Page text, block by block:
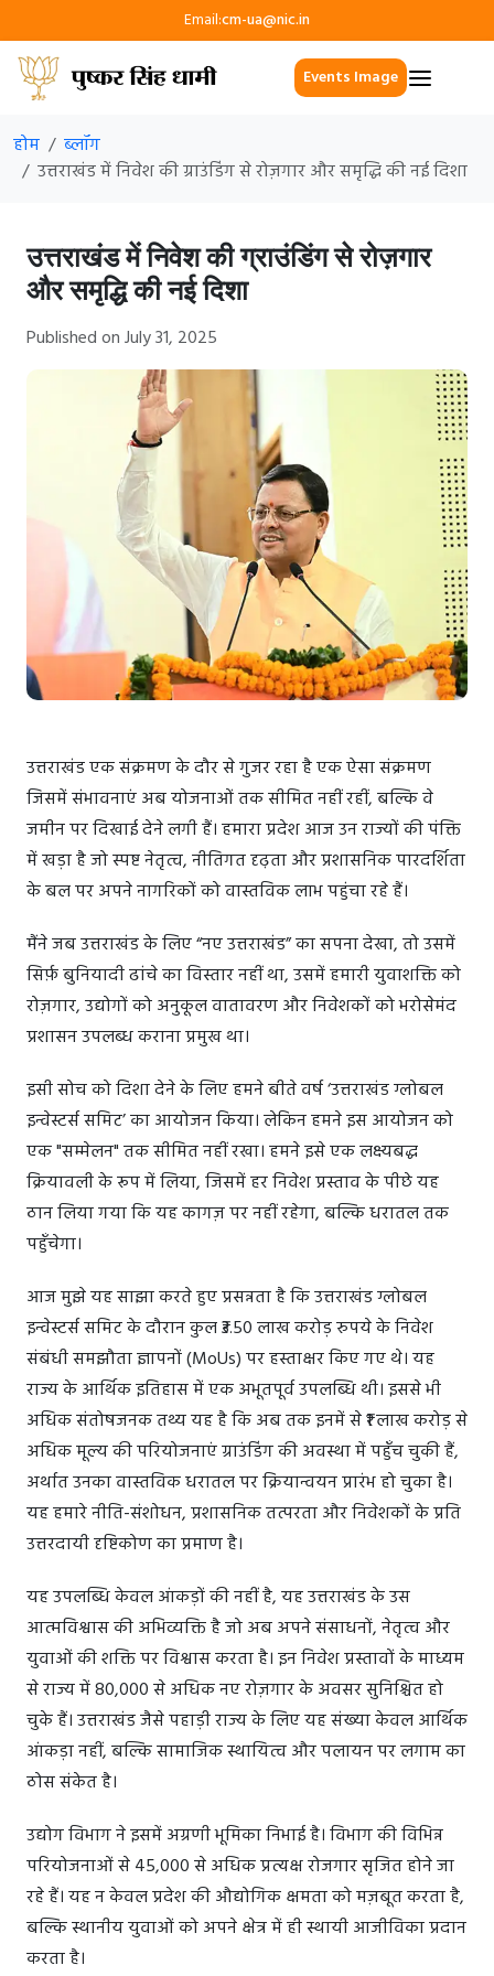
Email:cm-ua@nic.in
Events Image
होम
ब्लॉग
उत्तराखंड में निवेश की ग्राउंडिंग से रोज़गार और समृद्धि की नई दिशा
उत्तराखंड में निवेश की ग्राउंडिंग से रोज़गार
और समृद्धि की नई दिशा
Published on July 31, 2025
उत्तराखंड एक संक्रमण के दौर से गुजर रहा है एक ऐसा संक्रमण
जिसमें संभावनाएं अब योजनाओं तक सीमित नहीं रहीं, बल्कि वे
जमीन पर दिखाई देने लगी हैं। हमारा प्रदेश आज उन राज्यों की पंक्ति
में खड़ा है जो स्पष्ट नेतृत्व, नीतिगत दृढ़ता और प्रशासनिक पारदर्शिता
के बल पर अपने नागरिकों को वास्तविक लाभ पहुंचा रहे हैं।
मैंने जब उत्तराखंड के लिए “नए उत्तराखंड” का सपना देखा, तो उसमें
सिर्फ़ बुनियादी ढांचे का विस्तार नहीं था, उसमें हमारी युवाशक्ति को
रोज़गार, उद्योगों को अनुकूल वातावरण और निवेशकों को भरोसेमंद
प्रशासन उपलब्ध कराना प्रमुख था।
इसी सोच को दिशा देने के लिए हमने बीते वर्ष ‘उत्तराखंड ग्लोबल
इन्वेस्टर्स समिट’ का आयोजन किया। लेकिन हमने इस आयोजन को
एक "सम्मेलन" तक सीमित नहीं रखा। हमने इसे एक लक्ष्यबद्ध
क्रियावली के रूप में लिया, जिसमें हर निवेश प्रस्ताव के पीछे यह
ठान लिया गया कि यह कागज़ पर नहीं रहेगा, बल्कि धरातल तक
पहुँचेगा।
आज मुझे यह साझा करते हुए प्रसन्नता है कि उत्तराखंड ग्लोबल
इन्वेस्टर्स समिट के दौरान कुल ₹3.50 लाख करोड़ रुपये के निवेश
संबंधी समझौता ज्ञापनों (MoUs) पर हस्ताक्षर किए गए थे। यह
राज्य के आर्थिक इतिहास में एक अभूतपूर्व उपलब्धि थी। इससे भी
अधिक संतोषजनक तथ्य यह है कि अब तक इनमें से ₹1 लाख करोड़ से
अधिक मूल्य की परियोजनाएं ग्राउंडिंग की अवस्था में पहुँच चुकी हैं,
अर्थात उनका वास्तविक धरातल पर क्रियान्वयन प्रारंभ हो चुका है।
यह हमारे नीति-संशोधन, प्रशासनिक तत्परता और निवेशकों के प्रति
उत्तरदायी दृष्टिकोण का प्रमाण है।
यह उपलब्धि केवल आंकड़ों की नहीं है, यह उत्तराखंड के उस
आत्मविश्वास की अभिव्यक्ति है जो अब अपने संसाधनों, नेतृत्व और
युवाओं की शक्ति पर विश्वास करता है। इन निवेश प्रस्तावों के माध्यम
से राज्य में 80,000 से अधिक नए रोज़गार के अवसर सुनिश्चित हो
चुके हैं। उत्तराखंड जैसे पहाड़ी राज्य के लिए यह संख्या केवल आर्थिक
आंकड़ा नहीं, बल्कि सामाजिक स्थायित्व और पलायन पर लगाम का
ठोस संकेत है।
उद्योग विभाग ने इसमें अग्रणी भूमिका निभाई है। विभाग की विभिन्न
परियोजनाओं से 45,000 से अधिक प्रत्यक्ष रोजगार सृजित होने जा
रहे हैं। यह न केवल प्रदेश की औद्योगिक क्षमता को मज़बूत करता है,
बल्कि स्थानीय युवाओं को अपने क्षेत्र में ही स्थायी आजीविका प्रदान
करता है।